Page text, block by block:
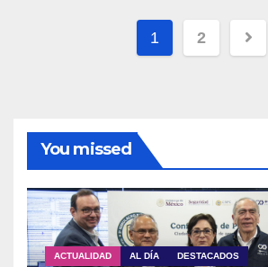
Paginación
1 2
You missed
ACTUALIDAD AL DÍA DESTACADOS